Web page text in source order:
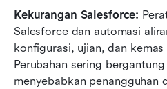
Kekurangan Salesforce:
Salesforce dan automasi
konfigurasi, ujian, dan
Perubahan sering
menyebabkan penangguhan